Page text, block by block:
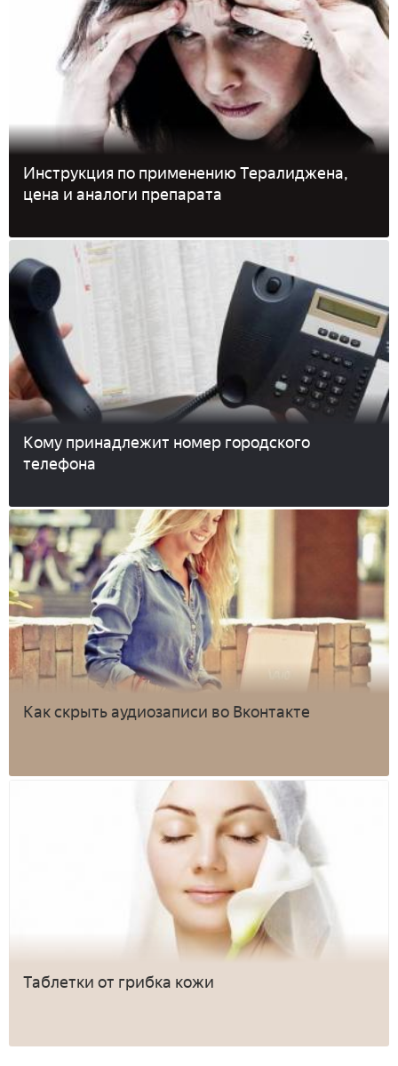
Инструкция по применению Тералиджена,
цена и аналоги препарата
Кому принадлежит номер городского
телефона
Как скрыть аудиозаписи во Вконтакте
Таблетки от грибка кожи